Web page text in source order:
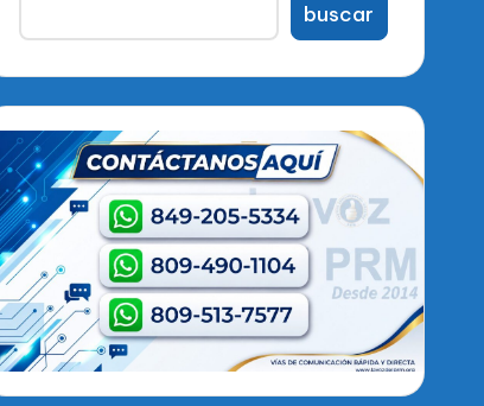
buscar